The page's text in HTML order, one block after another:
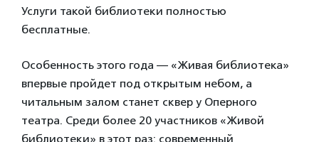
Услуги такой библиотеки полностью
бесплатные.
Особенность этого года — «Живая библиотека»
впервые пройдет под открытым небом, а
читальным залом станет сквер у Оперного
театра. Среди более 20 участников «Живой
библиотеки» в этот раз: современный